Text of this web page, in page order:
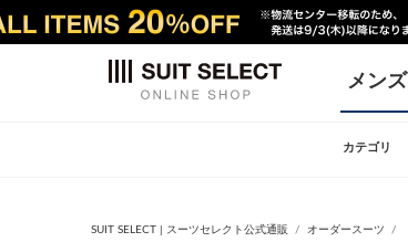
メンズ
カテゴリ
SUIT SELECT | スーツセレクト公式通販 オーダースーツ